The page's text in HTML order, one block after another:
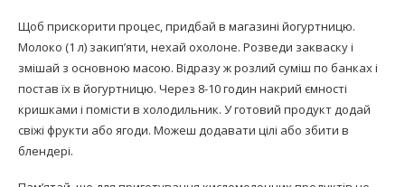
Щоб прискорити процес, придбай в магазині йогуртницю.
Молоко (1 л) закип’яти, нехай охолоне. Розведи закваску і
змішай з основною масою. Відразу ж розлий суміш по банках і
постав їх в йогуртницю. Через 8-10 годин накрий ємності
кришками і помісти в холодильник. У готовий продукт додай
свіжі фрукти або ягоди. Можеш додавати цілі або збити в
блендері.